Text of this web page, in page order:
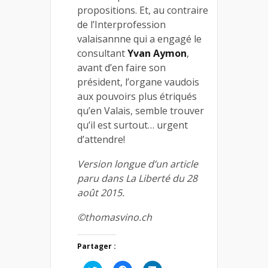
propositions. Et, au contraire
de l’Interprofession
valaisannne qui a engagé le
consultantYvan Aymon,
avant d’en faire son
président, l’organe vaudois
aux pouvoirs plus étriqués
qu’en Valais, semble trouver
qu’il est surtout… urgent
d’attendre!
Version longue d’un article
paru dans La Liberté du 28
août 2015.
©thomasvino.ch
Partager :